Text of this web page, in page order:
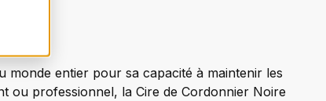
monde entier pour sa capacité à maintenir les
ou professionnel, la Cire de Cordonnier Noire